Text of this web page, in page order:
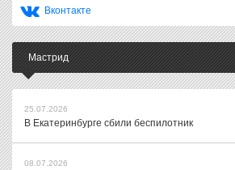
Вконтакте
Мастрид
25.07.2026
В Екатеринбурге сбили беспилотник
08.07.2026